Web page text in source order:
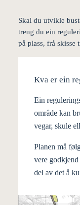
Skal du utvikle
treng du ein
på plass, frå skisse
Kva er ein
Ein
område kan
vegar, skule
Planen må
vere
del av det å